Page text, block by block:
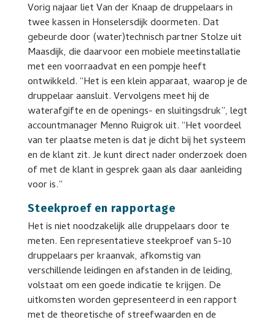
Vorig najaar liet Van der Knaap de druppelaars in
twee kassen in Honselersdijk doormeten. Dat
gebeurde door (water)technisch partner Stolze uit
Maasdijk, die daarvoor een mobiele meetinstallatie
met een voorraadvat en een pompje heeft
ontwikkeld. “Het is een klein apparaat, waarop je de
druppelaar aansluit. Vervolgens meet hij de
waterafgifte en de openings- en sluitingsdruk”, legt
accountmanager Menno Ruigrok uit. “Het voordeel
van ter plaatse meten is dat je dicht bij het systeem
en de klant zit. Je kunt direct nader onderzoek doen
of met de klant in gesprek gaan als daar aanleiding
voor is.”
Steekproef en rapportage
Het is niet noodzakelijk alle druppelaars door te
meten. Een representatieve steekproef van 5-10
druppelaars per kraanvak, afkomstig van
verschillende leidingen en afstanden in de leiding,
volstaat om een goede indicatie te krijgen. De
uitkomsten worden gepresenteerd in een rapport
met de theoretische of streefwaarden en de